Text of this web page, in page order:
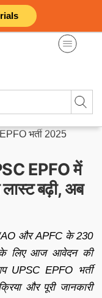
भर्ती 2025
EPFO में
बढ़ी, अब
AO और APFC के 230
लिए आज आवेदन की
UPSC EPFO भर्ती
और पूरी जानकारी